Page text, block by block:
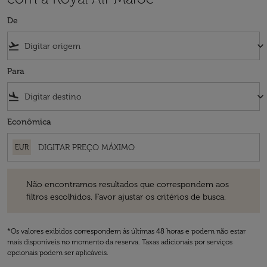
De
flight_takeoff keyboard_arrow_down
Para
flight_land keyboard_arrow_down
Econômica
EUR
Não encontramos resultados que correspondem aos
filtros escolhidos. Favor ajustar os critérios de busca.
*Os valores exibidos correspondem às últimas 48 horas e podem não estar
mais disponíveis no momento da reserva. Taxas adicionais por serviços
opcionais podem ser aplicáveis.